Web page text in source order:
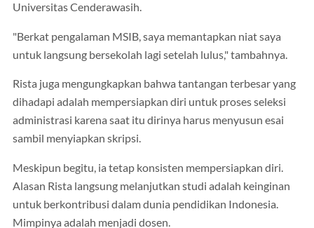
Universitas Cenderawasih.
"Berkat pengalaman MSIB, saya memantapkan niat saya
untuk langsung bersekolah lagi setelah lulus," tambahnya.
Rista juga mengungkapkan bahwa tantangan terbesar yang
dihadapi adalah mempersiapkan diri untuk proses seleksi
administrasi karena saat itu dirinya harus menyusun esai
sambil menyiapkan skripsi.
Meskipun begitu, ia tetap konsisten mempersiapkan diri.
Alasan Rista langsung melanjutkan studi adalah keinginan
untuk berkontribusi dalam dunia pendidikan Indonesia.
Mimpinya adalah menjadi dosen.